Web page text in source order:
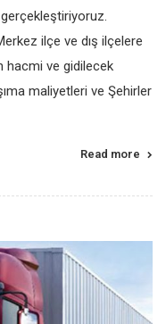
ilçe ve dış ilçelere
hacmi ve gidilecek
maliyetleri ve Şehirler
Read more